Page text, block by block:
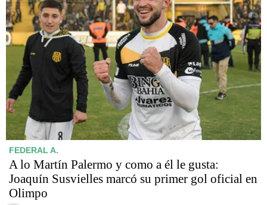
FEDERAL A.
A lo Martín Palermo y como a él le gusta:
Joaquín Susvielles marcó su primer gol oficial en
Olimpo